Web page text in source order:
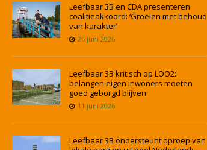
Leefbaar 3B en CDA presenteren
coalitieakkoord: ‘Groeien met behoud
van karakter’
26 juni 2026
Leefbaar 3B kritisch op LOO2:
belangen eigen inwoners moeten
goed geborgd blijven
11 juni 2026
Leefbaar 3B ondersteunt oproep van